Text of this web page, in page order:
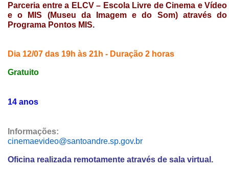
Parceria entre a ELCV – Escola Livre de Cinema e Vídeo
e o MIS (Museu da Imagem e do Som) através do
Programa Pontos MIS.
Dia 12/07 das 19h às 21h - Duração 2 horas
Gratuito
14 anos
Informações:
cinemaevideo@santoandre.sp.gov.br
Oficina realizada remotamente através de sala virtual.